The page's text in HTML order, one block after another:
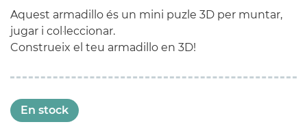
Aquest armadillo és un mini puzle 3D per muntar,
jugar i col·leccionar.
Construeix el teu armadillo en 3D!
En stock